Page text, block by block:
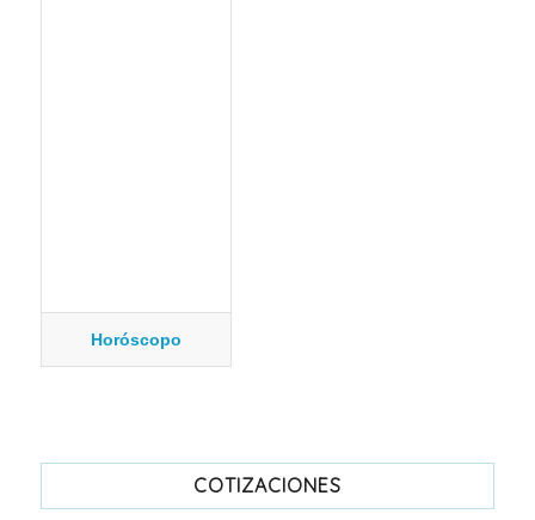
Horóscopo
COTIZACIONES